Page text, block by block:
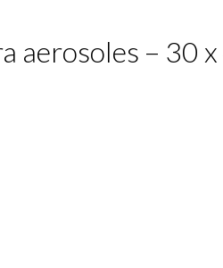
aerosoles – 30